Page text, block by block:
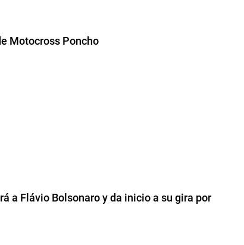
Motocross Poncho
a Flávio Bolsonaro y da inicio a su gira por